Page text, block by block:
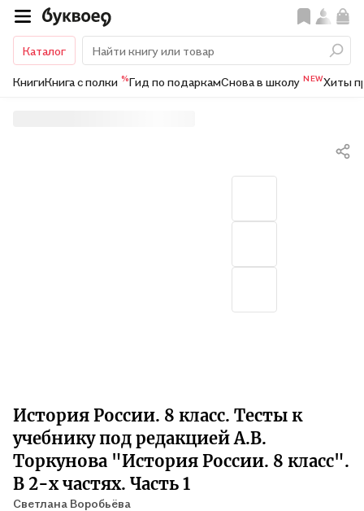
Каталог
КнигиКнига с полки %Гид по подаркамСнова в школу NEWХиты
История России. 8 класс. Тесты к
учебнику под редакцией А.В.
Торкунова "История России. 8 класс".
В 2-х частях. Часть 1
Светлана Воробьёва